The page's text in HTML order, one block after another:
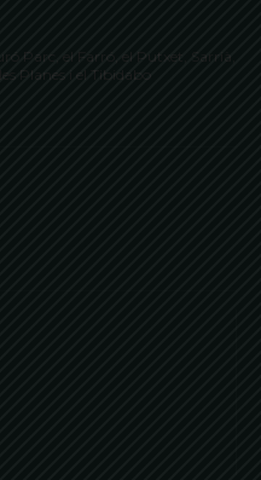
Parc, el Farró, el Putxet, Sarrià,
Planes i el Tibidabo